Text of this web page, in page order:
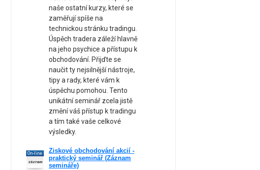
naše ostatní kurzy, které se
zaměřují spíše na
technickou stránku tradingu.
Úspěch tradera záleží hlavně
na jeho psychice a přístupu k
obchodování. Přijďte se
naučit ty nejsilnější nástroje,
tipy a rady, které vám k
úspěchu pomohou. Tento
unikátní seminář zcela jistě
změní váš přístup k tradingu
a tím také vaše celkové
výsledky.
On-line
záznam
Ziskové obchodování akcií -
praktický seminář (Záznam
semináře)